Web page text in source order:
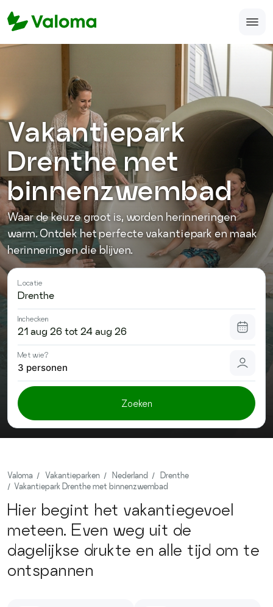
Veelgestelde vragen
Over ons
Accomodatie aanmelden
support@valoma.com
050-123-987-12
Vakantiepark
Drenthe met
binnenzwembad
Waar de keuze groot is, worden herinneringen
warm. Ontdek het perfecte vakantiepark en maak
herinneringen die blijven.
Locatie
Inchecken
Met wie?
3 personen
Zoeken
Valoma Vakantieparken Nederland
Drenthe
Vakantiepark Drenthe met binnenzwembad
Hier begint het vakantiegevoel
meteen. Even weg uit de
dagelijkse drukte en alle tijd om te
ontspannen